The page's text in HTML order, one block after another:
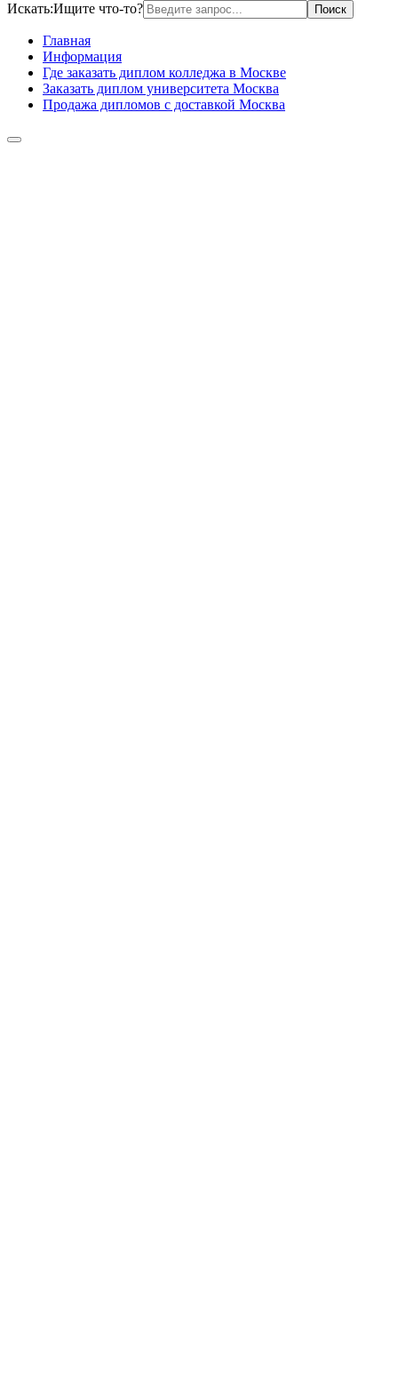
Искать:Ищите что-то?
Главная
Информация
Где заказать диплом колледжа в Москве
Заказать диплом университета Москва
Продажа дипломов с доставкой Москва